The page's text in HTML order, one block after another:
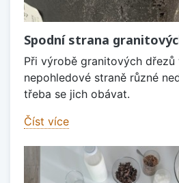
Spodní strana
Při výrobě granitových dřezů
nepohledové straně různé
třeba se jich obávat.
Číst více